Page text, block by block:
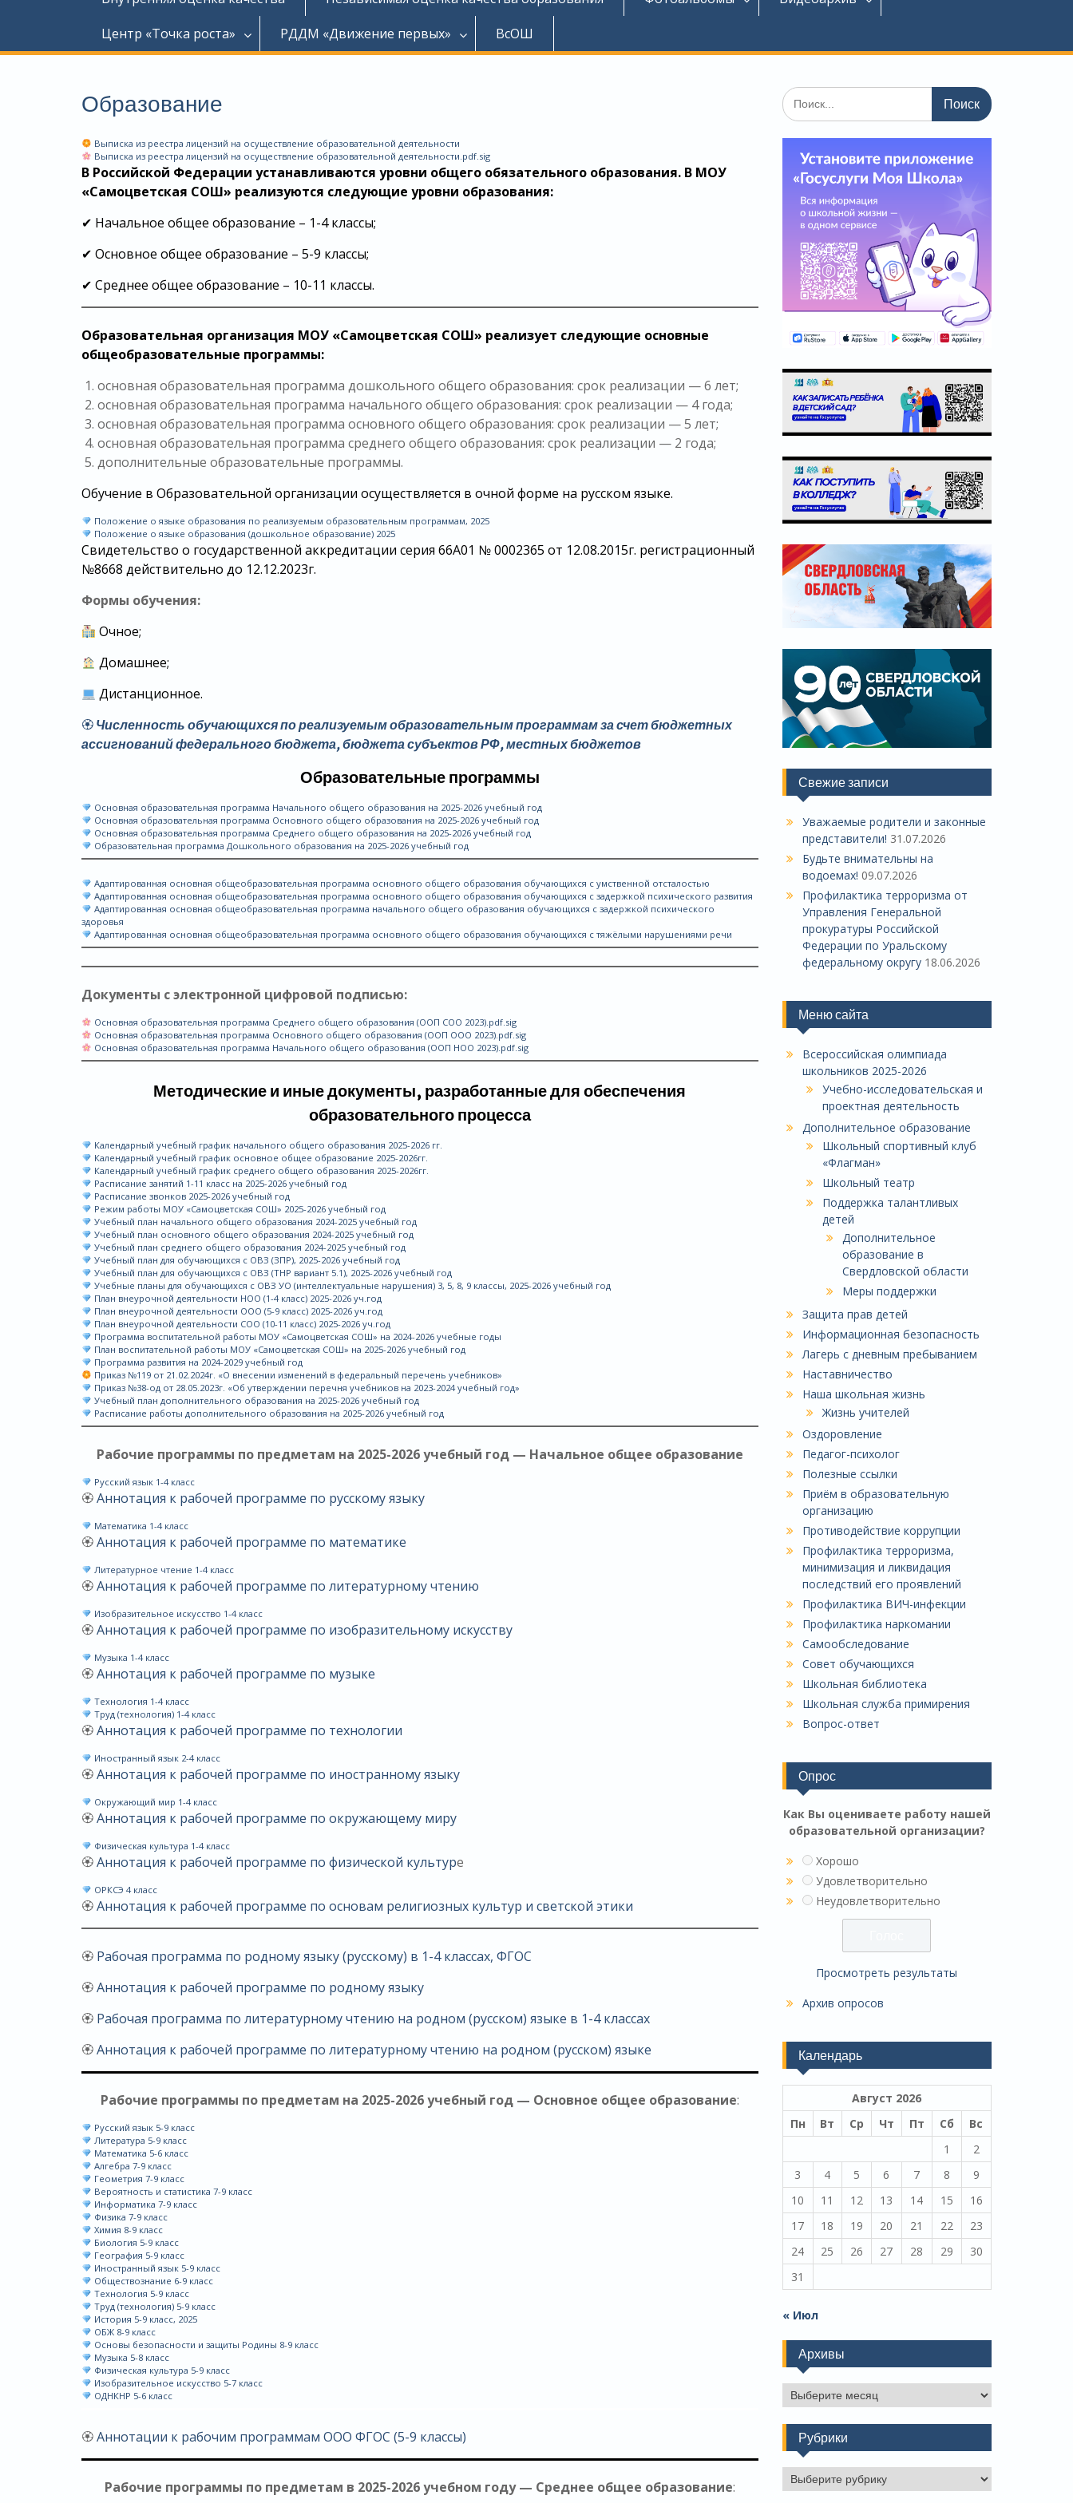
Центр «Точка роста»
РДДМ «Движение первых» ВсОШ
Образование
Выписка из реестра лицензий на осуществление образовательной деятельности
Выписка из реестра лицензий на осуществление образовательной деятельности.pdf.sig
В Российской Федерации устанавливаются уровни общего обязательного образования. В МОУ
«Самоцветская СОШ» реализуются следующие уровни образования:
✔ Начальное общее образование – 1-4 классы;
✔ Основное общее образование – 5-9 классы;
✔ Среднее общее образование – 10-11 классы.
Образовательная организация МОУ «Самоцветская СОШ» реализует следующие основные
общеобразовательные программы:
основная образовательная программа дошкольного общего образования: срок реализации — 6 лет;
основная образовательная программа начального общего образования: срок реализации — 4 года;
основная образовательная программа основного общего образования: срок реализации — 5 лет;
основная образовательная программа среднего общего образования: срок реализации — 2 года;
дополнительные образовательные программы.
Обучение в Образовательной организации осуществляется в очной форме на русском языке.
Положение о языке образования по реализуемым образовательным программам, 2025
Положение о языке образования (дошкольное образование) 2025
Свидетельство о государственной аккредитации серия 66А01 № 0002365 от 12.08.2015г. регистрационный
№8668 действительно до 12.12.2023г.
Формы обучения:
Очное;
Домашнее;
Дистанционное.
🏵 Численность обучающихся по реализуемым образовательным программам за счет бюджетных
ассигнований федерального бюджета, бюджета субъектов РФ, местных бюджетов
Образовательные программы
Основная образовательная программа Начального общего образования на 2025-2026 учебный год
Основная образовательная программа Основного общего образования на 2025-2026 учебный год
Основная образовательная программа Среднего общего образования на 2025-2026 учебный год
Образовательная программа Дошкольного образования на 2025-2026 учебный год
Адаптированная основная общеобразовательная программа основного общего образования обучающихся с умственной отсталостью
Адаптированная основная общеобразовательная программа основного общего образования обучающихся с задержкой психического развития
Адаптированная основная общеобразовательная программа начального общего образования обучающихся с задержкой психического
здоровья
Адаптированная основная общеобразовательная программа основного общего образования обучающихся с тяжёлыми нарушениями речи
Документы с электронной цифровой подписью:
Основная образовательная программа Среднего общего образования (ООП СОО 2023).pdf.sig
Основная образовательная программа Основного общего образования (ООП ООО 2023).pdf.sig
Основная образовательная программа Начального общего образования (ООП НОО 2023).pdf.sig
Методические и иные документы, разработанные для обеспечения
образовательного процесса
Календарный учебный график начального общего образования 2025-2026 гг.
Календарный учебный график основное общее образование 2025-2026гг.
Календарный учебный график среднего общего образования 2025-2026гг.
Расписание занятий 1-11 класс на 2025-2026 учебный год
Расписание звонков 2025-2026 учебный год
Режим работы МОУ «Самоцветская СОШ» 2025-2026 учебный год
Учебный план начального общего образования 2024-2025 учебный год
Учебный план основного общего образования 2024-2025 учебный год
Учебный план среднего общего образования 2024-2025 учебный год
Учебный план для обучающихся с ОВЗ (ЗПР), 2025-2026 учебный год
Учебный план для обучающихся с ОВЗ (ТНР вариант 5.1), 2025-2026 учебный год
Учебные планы для обучающихся с ОВЗ УО (интеллектуальные нарушения) 3, 5, 8, 9 классы, 2025-2026 учебный год
План внеурочной деятельности НОО (1-4 класс) 2025-2026 уч.год
План внеурочной деятельности ООО (5-9 класс) 2025-2026 уч.год
План внеурочной деятельности СОО (10-11 класс) 2025-2026 уч.год
Программа воспитательной работы МОУ «Самоцветская СОШ» на 2024-2026 учебные годы
План воспитательной работы МОУ «Самоцветская СОШ» на 2025-2026 учебный год
Программа развития на 2024-2029 учебный год
Приказ №119 от 21.02.2024г. «О внесении изменений в федеральный перечень учебников»
Приказ №38-од от 28.05.2023г. «Об утверждении перечня учебников на 2023-2024 учебный год»
Учебный план дополнительного образования на 2025-2026 учебный год
Расписание работы дополнительного образования на 2025-2026 учебный год
Рабочие программы по предметам на 2025-2026 учебный год — Начальное общее образование
Русский язык 1-4 класс
🏵Аннотация к рабочей программе по русскому языку
Математика 1-4 класс
🏵Аннотация к рабочей программе по математике
Литературное чтение 1-4 класс
🏵Аннотация к рабочей программе по литературному чтению
Изобразительное искусство 1-4 класс
🏵Аннотация к рабочей программе по изобразительному искусству
Музыка 1-4 класс
🏵Аннотация к рабочей программе по музыке
Технология 1-4 класс
Труд (технология) 1-4 класс
🏵Аннотация к рабочей программе по технологии
Иностранный язык 2-4 класс
🏵Аннотация к рабочей программе по иностранному языку
Окружающий мир 1-4 класс
🏵Аннотация к рабочей программе по окружающему миру
Физическая культура 1-4 класс
🏵Аннотация к рабочей программе по физической культуре
ОРКСЭ 4 класс
🏵Аннотация к рабочей программе по основам религиозных культур и светской этики
🏵 Рабочая программа по родному языку (русскому) в 1-4 классах, ФГОС
🏵Аннотация к рабочей программе по родному языку
🏵 Рабочая программа по литературному чтению на родном (русском) языке в 1-4 классах
🏵Аннотация к рабочей программе по литературному чтению на родном (русском) языке
Рабочие программы по предметам на 2025-2026 учебный год — Основное общее образование:
Русский язык 5-9 класс
Литература 5-9 класс
Математика 5-6 класс
Алгебра 7-9 класс
Геометрия 7-9 класс
Вероятность и статистика 7-9 класс
Информатика 7-9 класс
Физика 7-9 класс
Химия 8-9 класс
Биология 5-9 класс
География 5-9 класс
Иностранный язык 5-9 класс
Обществознание 6-9 класс
Технология 5-9 класс
Труд (технология) 5-9 класс
История 5-9 класс, 2025
ОБЖ 8-9 класс
Основы безопасности и защиты Родины 8-9 класс
Музыка 5-8 класс
Физическая культура 5-9 класс
Изобразительное искусство 5-7 класс
ОДНКНР 5-6 класс
🏵Аннотации к рабочим программам ООО ФГОС (5-9 классы)
Рабочие программы по предметам в 2025-2026 учебном году — Среднее общее образование:
Поиск
по:
Свежие записи
Уважаемые родители и законные
представители! 31.07.2026
Будьте внимательны на
водоемах! 09.07.2026
Профилактика терроризма от
Управления Генеральной
прокуратуры Российской
Федерации по Уральскому
федеральному округу 18.06.2026
Меню сайта
Всероссийская олимпиада
школьников 2025-2026
Учебно-исследовательская и
проектная деятельность
Дополнительное образование
Школьный спортивный клуб
«Флагман»
Школьный театр
Поддержка талантливых
детей
Дополнительное
образование в
Свердловской области
Меры поддержки
Защита прав детей
Информационная безопасность
Лагерь с дневным пребыванием
Наставничество
Наша школьная жизнь
Жизнь учителей
Оздоровление
Педагог-психолог
Полезные ссылки
Приём в образовательную
организацию
Противодействие коррупции
Профилактика терроризма,
минимизация и ликвидация
последствий его проявлений
Профилактика ВИЧ-инфекции
Профилактика наркомании
Самообследование
Совет обучающихся
Школьная библиотека
Школьная служба примирения
Вопрос-ответ
Опрос
Как Вы оцениваете работу нашей
образовательной организации?
Хорошо
Удовлетворительно
Неудовлетворительно
Просмотреть результаты
Архив опросов
Календарь
Август 2026
Пн
Вт Ср Чт Пт Сб
Вс
1
2
3
4 5 6 7 8
9
10
11 12 13 14 15
16
17
18 19 20 21 22
23
24
25 26 27 28 29
30
31
« Июл
Архивы
Архивы
Рубрики
Рубрики